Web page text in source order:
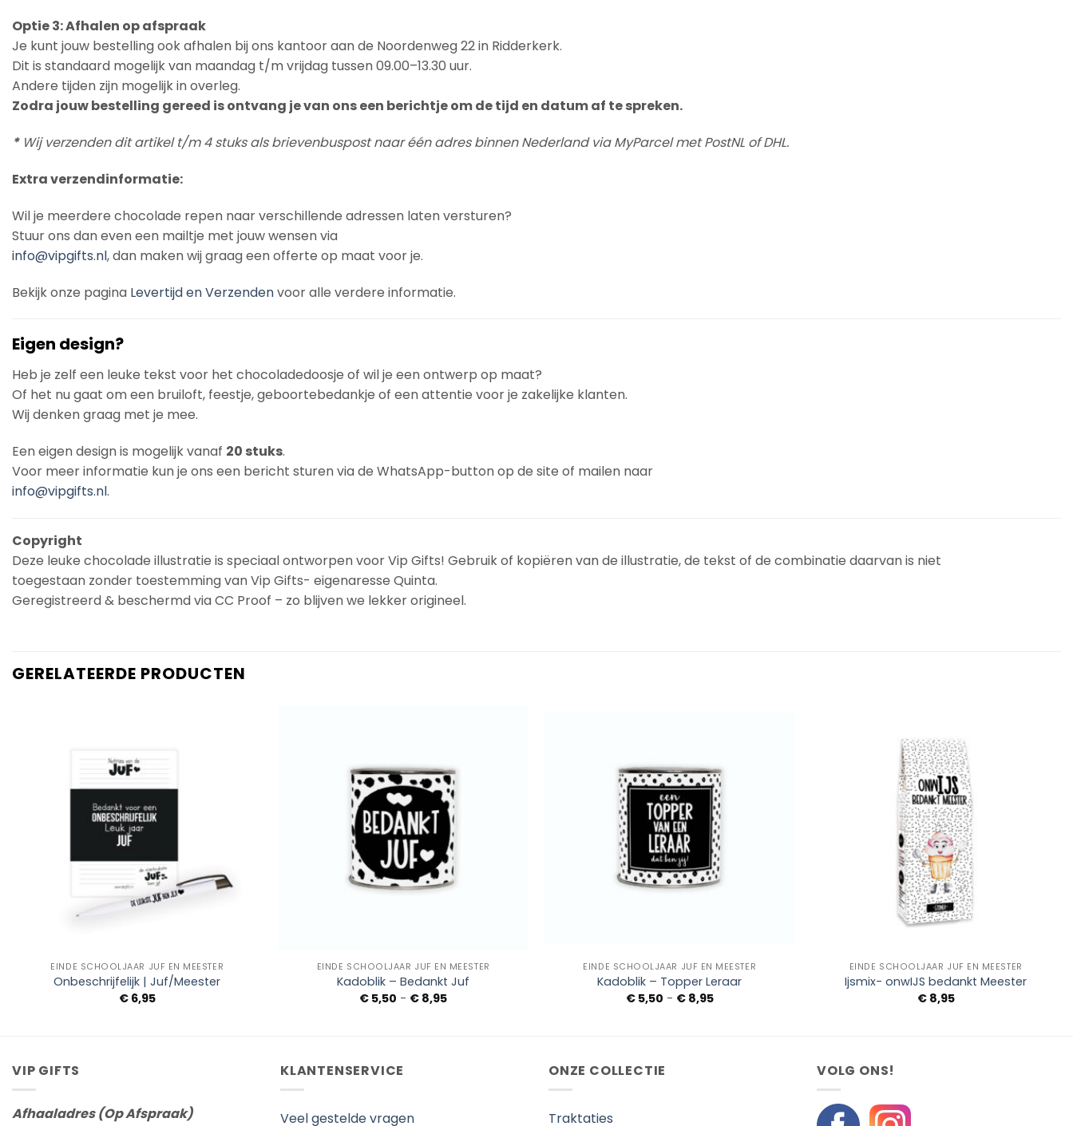
Optie 3: Afhalen op afspraak
Je kunt jouw bestelling ook afhalen bij ons kantoor aan de Noordenweg 22 in Ridderkerk.
Dit is standaard mogelijk van maandag t/m vrijdag tussen 09.00–13.30 uur.
Andere tijden zijn mogelijk in overleg.
Zodra jouw bestelling gereed is ontvang je van ons een berichtje om de tijd en datum af te spreken.
* Wij verzenden dit artikel t/m 4 stuks als brievenbuspost naar één adres binnen Nederland via MyParcel met PostNL of DHL.
Extra verzendinformatie:
Wil je meerdere chocolade repen naar verschillende adressen laten versturen?
Stuur ons dan even een mailtje met jouw wensen via
info@vipgifts.nl, dan maken wij graag een offerte op maat voor je.
Bekijk onze pagina Levertijd en Verzendenvoor alle verdere informatie.
Eigen design?
Heb je zelf een leuke tekst voor het chocoladedoosje of wil je een ontwerp op maat?
Of het nu gaat om een bruiloft, feestje, geboortebedankje of een attentie voor je zakelijke klanten.
Wij denken graag met je mee.
Een eigen design is mogelijk vanaf 20 stuks.
Voor meer informatie kun je ons een bericht sturen via de WhatsApp-button op de site of mailen naar
info@vipgifts.nl.
Copyright
Deze leuke chocolade illustratie is speciaal ontworpen voor Vip Gifts! Gebruik of kopiëren van de illustratie, de tekst of de combinatie daarvan is niet
toegestaan zonder toestemming van Vip Gifts- eigenaresse Quinta.
Geregistreerd & beschermd via CC Proof – zo blijven we lekker origineel.
GERELATEERDE PRODUCTEN
EINDE SCHOOLJAAR JUF EN MEESTER
Onbeschrijfelijk | Juf/Meester
€6,95
EINDE SCHOOLJAAR JUF EN MEESTER
Kadoblik – Bedankt Juf
€ 5,50 - € 8,95Prijsklasse:
EINDE SCHOOLJAAR JUF EN MEESTER
Kadoblik – Topper Leraar
€5,50 - €8,95Prijsklasse:
EINDE SCHOOLJAAR JUF EN MEESTER
Ijsmix- onwIJS bedankt Meester
€8,95
VIP GIFTS
Afhaaladres (Op Afspraak)
KLANTENSERVICE
Veel gestelde vragen
ONZE COLLECTIE
Traktaties
VOLG ONS!